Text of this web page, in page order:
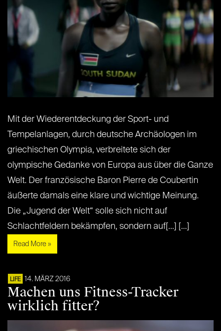
Mit der Wiederentdeckung der Sport- und
Tempelanlagen, durch deutsche Archäologen im
griechischen Olympia, verbreitete sich der
olympische Gedanke von Europa aus über die Ganze
Welt. Der französische Baron Pierre de Coubertin
äußerte damals eine klare und wichtige Meinung.
Die „Jugend der Welt“ solle sich nicht auf
Schlachtfeldern bekämpfen, sondern auf[...] [...]
Read More »
LIFE 14. MÄRZ 2016
Machen uns Fitness-Tracker
wirklich fitter?